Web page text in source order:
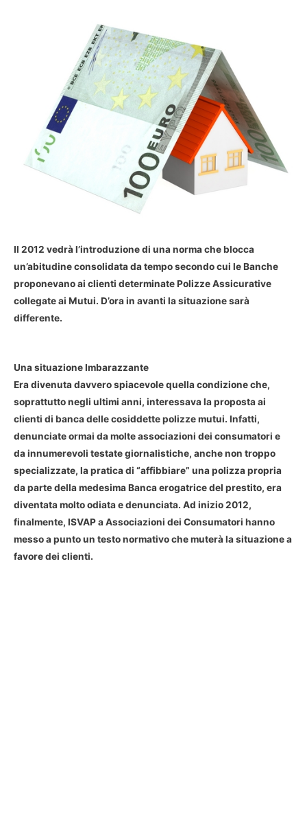
Il 2012 vedrà l’introduzione di una norma che blocca
un’abitudine consolidata da tempo secondo cui le Banche
proponevano ai clienti determinate Polizze Assicurative
collegate ai Mutui. D’ora in avanti la situazione sarà
differente.
Una situazione Imbarazzante
Era divenuta davvero spiacevole quella condizione che,
soprattutto negli ultimi anni, interessava la proposta ai
clienti di banca delle cosiddette polizze mutui. Infatti,
denunciate ormai da molte associazioni dei consumatori e
da innumerevoli testate giornalistiche, anche non troppo
specializzate, la pratica di “affibbiare” una polizza propria
da parte della medesima Banca erogatrice del prestito, era
diventata molto odiata e denunciata. Ad inizio 2012,
finalmente, ISVAP a Associazioni dei Consumatori hanno
messo a punto un testo normativo che muterà la situazione a
favore dei clienti.